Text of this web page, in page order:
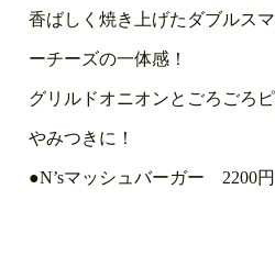
香ばしく焼き上げたダブルス
ーチーズの一体感！
グリルドオニオンとごろごろ
やみつきに！
●N’sマッシュバーガー 2200円